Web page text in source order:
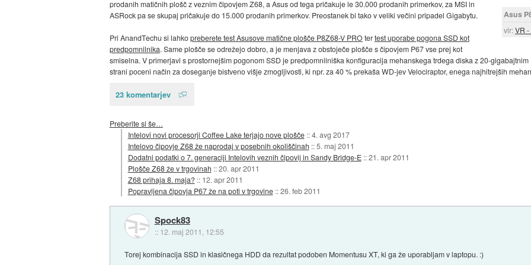
Asus
vir:VR
prodanih matičnih plošč z veznim čipovjem Z68, a Asus od tega pričakuje le 30.000 prodanih primerkov, za MSI in
ASRock pa se skupaj pričakuje do 15.000 prodanih primerkov. Preostanek bi tako v veliki večini pripadel Gigabytu.
Pri AnandTechu si lahkopreberete test Asusove matične plošče P8Z68-V PRO tertest uporabe pogona SSD kot
predpomnilnika. Same plošče se odrežejo dobro, a je menjava z obstoječe plošče s čipovjem P67 vse prej kot
smiselna. V primerjavi s prostornejšim pogonom SSD je predpomnilniška konfiguracija mehanskega trdega diska z 20-
strani poceni način za doseganje bistveno višje zmogljivosti, ki npr. za 40 % prekaša WD-jev Velociraptor, enega najhitrejših
23 komentarjev
Preberite si še…
Intelovi novi procesorji Coffee Lake terjajo nove plošče ::4. avg 2017
Intelovo čipovje Z68 že naprodaj v posebnih okoliščinah ::5. maj 2011
Dodatni podatki o 7. generaciji Intelovih veznih čipovij in Sandy Bridge-E ::21. apr 2011
Plošče Z68 že v trgovinah ::20. apr 2011
Z68 prihaja 8. maja? :: 12. apr 2011
Popravljena čipovja P67 že na poti v trgovine ::26. feb 2011
Spock83
:: 12. maj 2011, 12:55
Torej kombinacija SSD in klasičnega HDD da rezultat podoben Momentusu XT, ki ga že uporabljam v laptopu. :)